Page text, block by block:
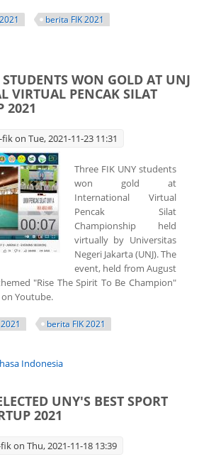
berita FIK 2021
WON GOLD AT UNJ
VIRTUAL PENCAK SILAT
2021
fikon Tue, 2021-11-23 11:31
Three FIK UNY students
won gold at
International Virtual
Pencak Silat
Championship held
virtually by Universitas
Negeri Jakarta (UNJ). The
event, held from August
"Rise The Spirit To Be Champion"
Youtube.
berita FIK 2021
FIK UNY STUDENTS WON GOLD AT UNJ
Indonesia
UNY'S BEST SPORT
2021
on Thu, 2021-11-18 13:39